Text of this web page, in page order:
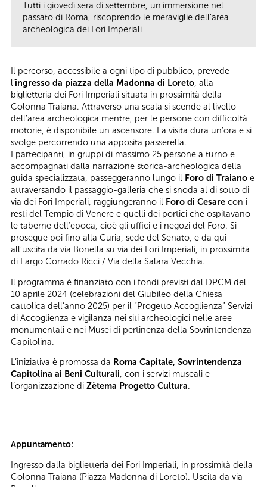
Tutti i giovedì sera di settembre, un'immersione nel
passato di Roma, riscoprendo le meraviglie dell’area
archeologica dei Fori Imperiali
Il percorso, accessibile a ogni tipo di pubblico, prevede
l’ingresso da piazza della Madonna di Loreto, alla
biglietteria dei Fori Imperiali situata in prossimità della
Colonna Traiana. Attraverso una scala si scende al livello
dell’area archeologica mentre, per le persone con difficoltà
motorie, è disponibile un ascensore. La visita dura un’ora e si
svolge percorrendo una apposita passerella.
I partecipanti, in gruppi di massimo 25 persone a turno e
accompagnati dalla narrazione storica-archeologica della
guida specializzata, passeggeranno lungo il Foro di Traiano e
attraversando il passaggio-galleria che si snoda al di sotto di
via dei Fori Imperiali, raggiungeranno il Foro di Cesare con i
resti del Tempio di Venere e quelli dei portici che ospitavano
le taberne dell’epoca, cioè gli uffici e i negozi del Foro. Si
prosegue poi fino alla Curia, sede del Senato, e da qui
all’uscita da via Bonella su via dei Fori Imperiali, in prossimità
di Largo Corrado Ricci / Via della Salara Vecchia.
Il programma è finanziato con i fondi previsti dal DPCM del
10 aprile 2024 (celebrazioni del Giubileo della Chiesa
cattolica dell’anno 2025) per il “Progetto Accoglienza” Servizi
di Accoglienza e vigilanza nei siti archeologici nelle aree
monumentali e nei Musei di pertinenza della Sovrintendenza
Capitolina.
L’iniziativa è promossa da Roma Capitale, Sovrintendenza
Capitolina ai Beni Culturali, con i servizi museali e
l’organizzazione di Zètema Progetto Cultura.
Appuntamento:
Ingresso dalla biglietteria dei Fori Imperiali, in prossimità della
Colonna Traiana (Piazza Madonna di Loreto). Uscita da via